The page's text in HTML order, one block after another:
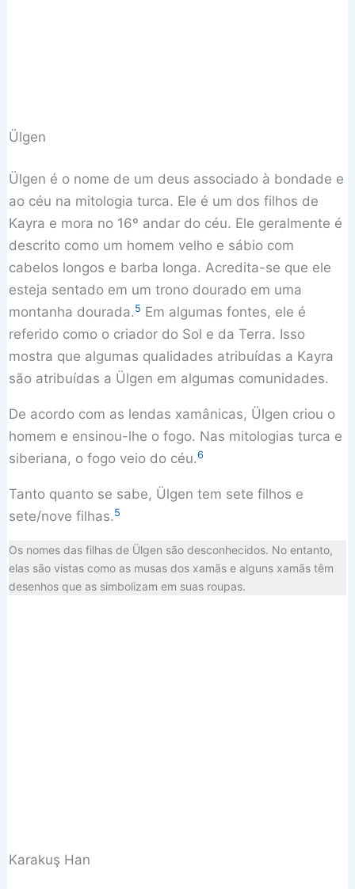
Ülgen
Ülgen é o nome de um deus associado à bondade e
ao céu na mitologia turca. Ele é um dos filhos de
Kayra e mora no 16º andar do céu. Ele geralmente é
descrito como um homem velho e sábio com
cabelos longos e barba longa. Acredita-se que ele
esteja sentado em um trono dourado em uma
montanha dourada.5 Em algumas fontes, ele é
referido como o criador do Sol e da Terra. Isso
mostra que algumas qualidades atribuídas a Kayra
são atribuídas a Ülgen em algumas comunidades.
De acordo com as lendas xamânicas, Ülgen criou o
homem e ensinou-lhe o fogo. Nas mitologias turca e
siberiana, o fogo veio do céu.6
Tanto quanto se sabe, Ülgen tem sete filhos e
sete/nove filhas.5
Os nomes das filhas de Ülgen são desconhecidos. No entanto,
elas são vistas como as musas dos xamãs e alguns xamãs têm
desenhos que as simbolizam em suas roupas.
Karakuş Han